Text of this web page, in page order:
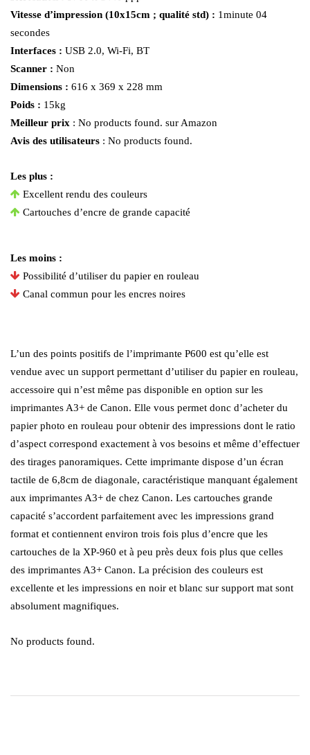
Vitesse d’impression (10x15cm ; qualité std) : 1minute 04
secondes
Interfaces : USB 2.0, Wi-Fi, BT
Scanner : Non
Dimensions : 616 x 369 x 228 mm
Poids : 15kg
Meilleur prix : No products found. sur Amazon
Avis des utilisateurs : No products found.
Les plus :
Excellent rendu des couleurs
Cartouches d’encre de grande capacité
Les moins :
Possibilité d’utiliser du papier en rouleau
Canal commun pour les encres noires
L’un des points positifs de l’imprimante P600 est qu’elle est
vendue avec un support permettant d’utiliser du papier en rouleau,
accessoire qui n’est même pas disponible en option sur les
imprimantes A3+ de Canon. Elle vous permet donc d’acheter du
papier photo en rouleau pour obtenir des impressions dont le ratio
d’aspect correspond exactement à vos besoins et même d’effectuer
des tirages panoramiques. Cette imprimante dispose d’un écran
tactile de 6,8cm de diagonale, caractéristique manquant également
aux imprimantes A3+ de chez Canon. Les cartouches grande
capacité s’accordent parfaitement avec les impressions grand
format et contiennent environ trois fois plus d’encre que les
cartouches de la XP-960 et à peu près deux fois plus que celles
des imprimantes A3+ Canon. La précision des couleurs est
excellente et les impressions en noir et blanc sur support mat sont
absolument magnifiques.
No products found.